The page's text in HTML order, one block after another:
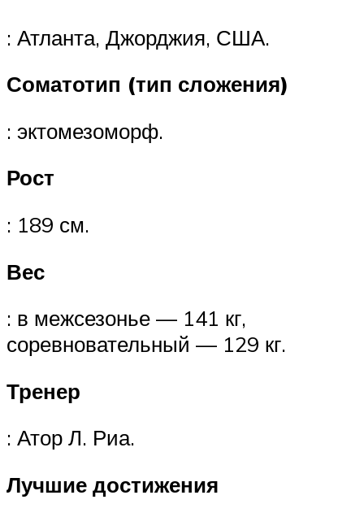
: Атланта, Джорджия, США.
Соматотип (тип сложения)
: эктомезоморф.
Рост
: 189 см.
Вес
: в межсезонье — 141 кг,
соревновательный — 129 кг.
Тренер
: Атор Л. Риа.
Лучшие достижения